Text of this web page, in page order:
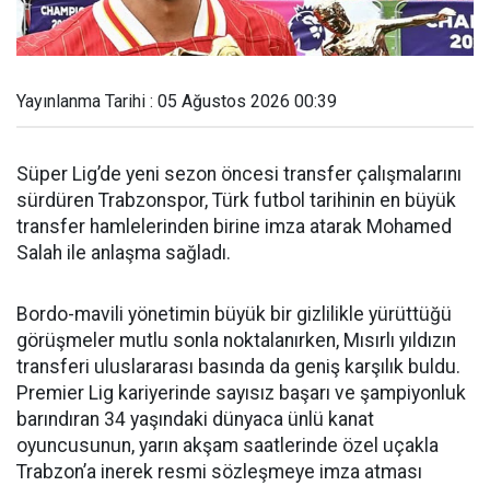
Yayınlanma Tarihi : 05 Ağustos 2026 00:39
Süper Lig’de yeni sezon öncesi transfer çalışmalarını
sürdüren Trabzonspor, Türk futbol tarihinin en büyük
transfer hamlelerinden birine imza atarak Mohamed
Salah ile anlaşma sağladı.
Bordo-mavili yönetimin büyük bir gizlilikle yürüttüğü
görüşmeler mutlu sonla noktalanırken, Mısırlı yıldızın
transferi uluslararası basında da geniş karşılık buldu.
Premier Lig kariyerinde sayısız başarı ve şampiyonluk
barındıran 34 yaşındaki dünyaca ünlü kanat
oyuncusunun, yarın akşam saatlerinde özel uçakla
Trabzon’a inerek resmi sözleşmeye imza atması